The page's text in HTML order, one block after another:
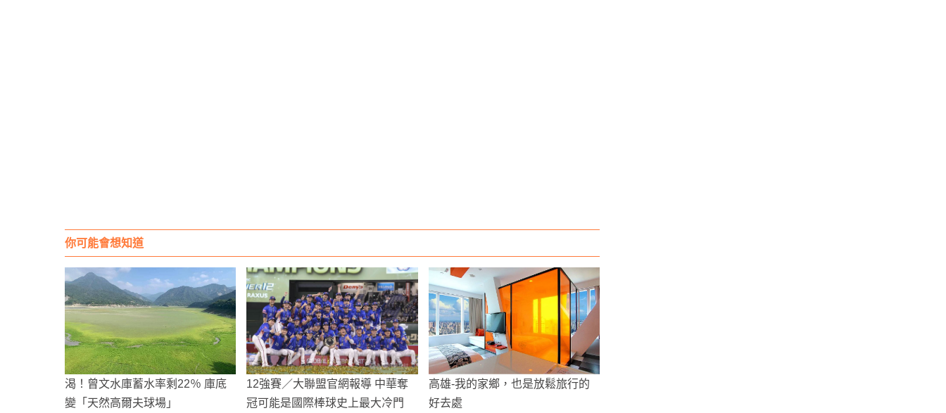
你可能會想知道
渴！曾文水庫蓄水率剩22％ 庫底
變「天然高爾夫球場」
12強賽／大聯盟官網報導 中華奪
冠可能是國際棒球史上最大冷門
高雄-我的家鄉，也是放鬆旅行的
好去處